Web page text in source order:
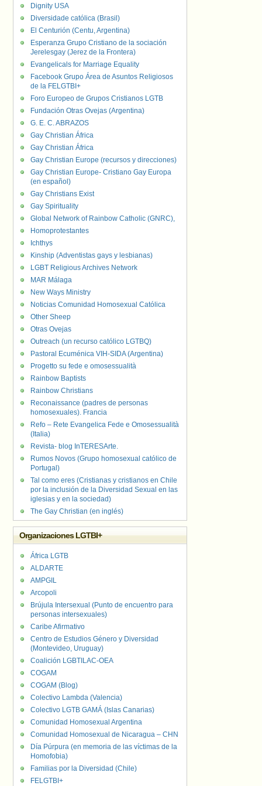
Dignity USA
Diversidade católica (Brasil)
El Centurión (Centu, Argentina)
Esperanza Grupo Cristiano de la sociación
Jerelesgay (Jerez de la Frontera)
Evangelicals for Marriage Equality
Facebook Grupo Área de Asuntos Religiosos
de la FELGTBI+
Foro Europeo de Grupos Cristianos LGTB
Fundación Otras Ovejas (Argentina)
G. E. C. ABRAZOS
Gay Christian África
Gay Christian África
Gay Christian Europe (recursos y direcciones)
Gay Christian Europe- Cristiano Gay Europa
(en español)
Gay Christians Exist
Gay Spirituality
Global Network of Rainbow Catholic (GNRC),
Homoprotestantes
Ichthys
Kinship (Adventistas gays y lesbianas)
LGBT Religious Archives Network
MAR Málaga
New Ways Ministry
Noticias Comunidad Homosexual Católica
Other Sheep
Otras Ovejas
Outreach (un recurso católico LGTBQ)
Pastoral Ecuménica VIH-SIDA (Argentina)
Progetto su fede e omosessualità
Rainbow Baptists
Rainbow Christians
Reconaissance (padres de personas
homosexuales). Francia
Refo – Rete Evangelica Fede e Omosessualità
(Italia)
Revista- blog InTERESArte.
Rumos Novos (Grupo homosexual católico de
Portugal)
Tal como eres (Cristianas y cristianos en Chile
por la inclusión de la Diversidad Sexual en las
iglesias y en la sociedad)
The Gay Christian (en inglés)
Organizaciones LGTBI+
África LGTB
ALDARTE
AMPGIL
Arcopoli
Brújula Intersexual (Punto de encuentro para
personas intersexuales)
Caribe Afirmativo
Centro de Estudios Género y Diversidad
(Montevideo, Uruguay)
Coalición LGBTILAC-OEA
COGAM
COGAM (Blog)
Colectivo Lambda (Valencia)
Colectivo LGTB GAMÁ (Islas Canarias)
Comunidad Homosexual Argentina
Comunidad Homosexual de Nicaragua – CHN
Día Púrpura (en memoria de las víctimas de la
Homofobia)
Familias por la Diversidad (Chile)
FELGTBI+